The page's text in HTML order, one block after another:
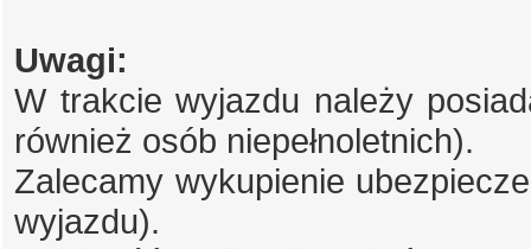
Uwagi:
W trakcie wyjazdu należy
również osób niepełnoletnich).
Zalecamy wykupienie
wyjazdu).